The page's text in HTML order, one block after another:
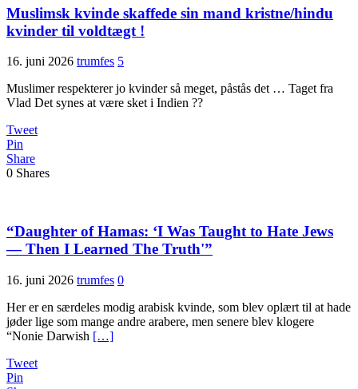
Muslimsk kvinde skaffede sin mand kristne/hindu
kvinder til voldtægt !
16. juni 2026 trumfes 5
Muslimer respekterer jo kvinder så meget, påstås det … Taget fra
Vlad Det synes at være sket i Indien ??
Tweet
Pin
Share
0 Shares
“Daughter of Hamas: ‘I Was Taught to Hate Jews
— Then I Learned The Truth'”
16. juni 2026 trumfes 0
Her er en særdeles modig arabisk kvinde, som blev oplært til at hade
jøder lige som mange andre arabere, men senere blev klogere
“Nonie Darwish […]
Tweet
Pin